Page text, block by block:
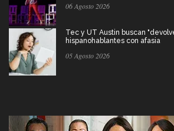
06 Agosto 2026
Tec y UT Austin buscan
hispanohablantes con afasia
05 Agosto 2026